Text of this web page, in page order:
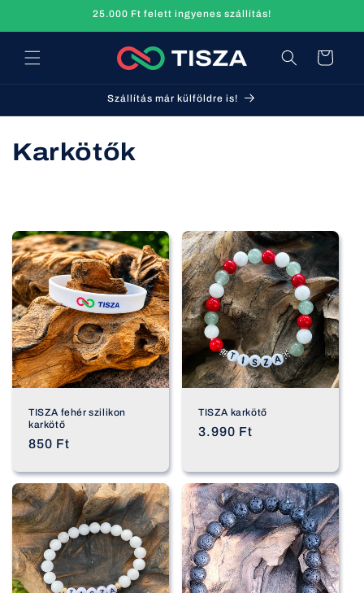
25.000 Ft felett ingyenes szállítás!
Kosár
Szállítás már külföldre is!
K
l
e
k
c
i
ó
Karkötők
TISZA fehér szilikon
karkötő
Normál
850 Ft
TISZA karkötő
Normál
3.990 Ft